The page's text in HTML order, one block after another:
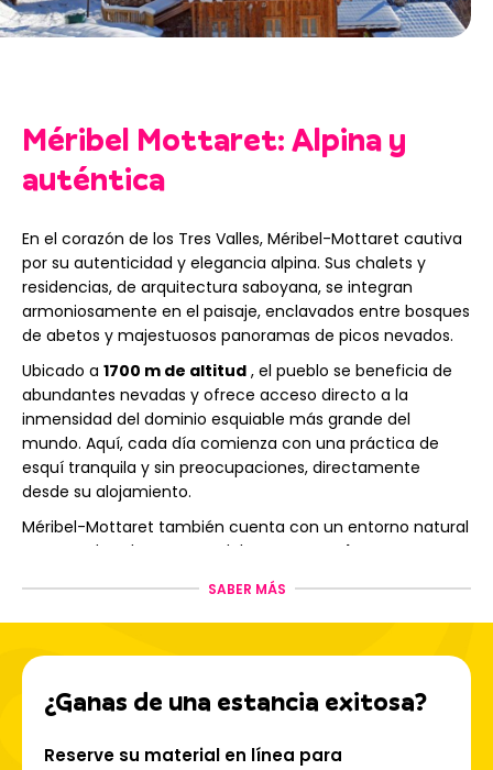
Méribel Mottaret: Alpina y
auténtica
En el corazón de los Tres Valles, Méribel-Mottaret cautiva
por su autenticidad y elegancia alpina. Sus chalets y
residencias, de arquitectura saboyana, se integran
armoniosamente en el paisaje, enclavados entre bosques
de abetos y majestuosos panoramas de picos nevados.
Ubicado a 1700 m de altitud , el pueblo se beneficia de
abundantes nevadas y ofrece acceso directo a la
inmensidad del dominio esquiable más grande del
mundo. Aquí, cada día comienza con una práctica de
esquí tranquila y sin preocupaciones, directamente
desde su alojamiento.
Méribel-Mottaret también cuenta con un entorno natural
preservado: a las puertas del
Parque Nacional de la
helado en invierno y sus caminos floridos en verano, una
auténtica invitación a la contemplación y a las
Es un resort a escala humana, refinado y acogedor,
donde la montaña se vive intensamente, ¡en todas las
estaciones!
SABER MÁS
¿Ganas de una estancia exitosa?
Reserve su material en línea para